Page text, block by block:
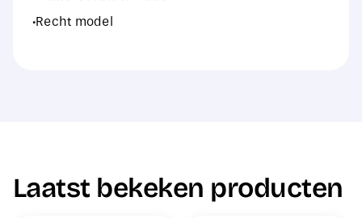
·Recht model
Laatst bekeken producten